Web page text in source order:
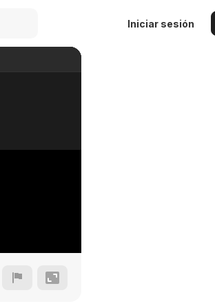
Iniciar sesión